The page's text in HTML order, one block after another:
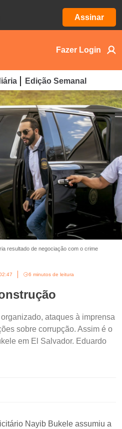
Assinar
Fazer Login
Edição Semanal
resultado de negociação com o crime
6 minutos de leitura
ataques à imprensa
sobre corrupção. Assim é o
em El Salvador. Eduardo
Nayib Bukele assumiu a